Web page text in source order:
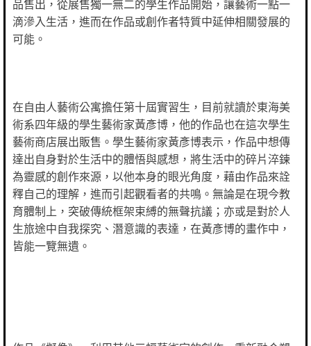
品售出，從展售獨一無二的學生作品開始，讓藝術一點一
滴滲入生活，進而在作品或創作者特質中延伸相關發展的
可能。
在自由人藝術公寓擔任第十屆實習生，目前就讀於東海美
術系四年級的學生藝術家黃彥博，他的作品也在這次學生
藝術商店展出販售。學生藝術家黃彥博表示，作品中想傳
達出自身對於生活中的體悟與感想，將生活中的碎片淬鍊
為靈感的創作來源，以他本身的眼光角度，藉由作品來詮
釋自己的理解，進而引起觀看者的共鳴。無論是在現今教
育體制上，突破傳統框架束縛的無聲抗議；亦或是對於人
生旅途中自我探究、潛意識的表達，在黃彥博的畫作中，
皆能一覽無遺。